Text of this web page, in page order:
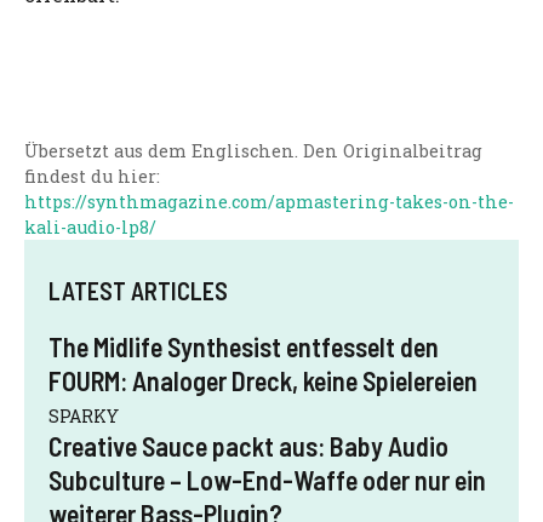
Übersetzt aus dem Englischen. Den Originalbeitrag
findest du hier:
https://synthmagazine.com/apmastering-takes-on-the-
kali-audio-lp8/
LATEST ARTICLES
The Midlife Synthesist entfesselt den
FOURM: Analoger Dreck, keine Spielereien
SPARKY
Creative Sauce packt aus: Baby Audio
Subculture – Low-End-Waffe oder nur ein
weiterer Bass-Plugin?